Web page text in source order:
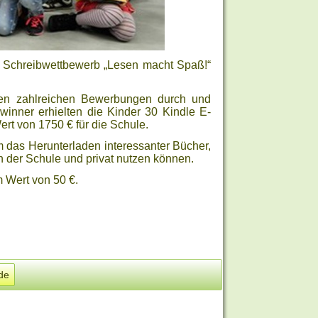
„Lesen macht Spaß!“
zahlreichen Bewerbungen durch und
erhielten die Kinder 30 Kindle E-
von 1750 € für die Schule.
Herunterladen interessanter Bücher,
Schule und privat nutzen können.
Wert von 50 €.